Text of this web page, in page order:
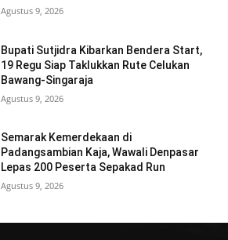
Agustus 9, 2026
Bupati Sutjidra Kibarkan Bendera Start,
19 Regu Siap Taklukkan Rute Celukan
Bawang-Singaraja
Agustus 9, 2026
Semarak Kemerdekaan di
Padangsambian Kaja, Wawali Denpasar
Lepas 200 Peserta Sepakad Run
Agustus 9, 2026